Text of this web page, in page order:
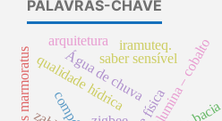
PALAVRAS-CHAVE
qualidade hídrica alumina – cobalto
Água de chuva
saber sensível
iramuteq.
arquitetura